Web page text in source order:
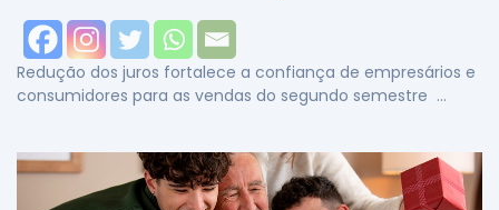
Redução dos juros fortalece a confiança de empresários e
consumidores para as vendas do segundo semestre …